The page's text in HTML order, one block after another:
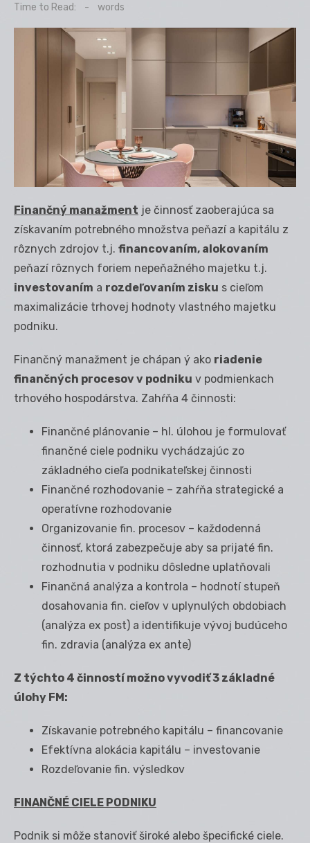
Time to Read:
- words
Finančný manažment je činnosť zaoberajúca sa
získavaním potrebného množstva peňazí a kapitálu z
rôznych zdrojov t.j. financovaním, alokovaním
peňazí rôznych foriem nepeňažného majetku t.j.
investovaním a rozdeľovaním zisku s cieľom
maximalizácie trhovej hodnoty vlastného majetku
podniku.
Finančný manažment je chápan ý ako riadenie
finančných procesov v podniku v podmienkach
trhového hospodárstva. Zahŕňa 4 činnosti:
Finančné plánovanie – hl. úlohou je formulovať
finančné ciele podniku vychádzajúc zo
základného cieľa podnikateľskej činnosti
Finančné rozhodovanie – zahŕňa strategické a
operatívne rozhodovanie
Organizovanie fin. procesov – každodenná
činnosť, ktorá zabezpečuje aby sa prijaté fin.
rozhodnutia v podniku dôsledne uplatňovali
Finančná analýza a kontrola – hodnotí stupeň
dosahovania fin. cieľov v uplynulých obdobiach
(analýza ex post) a identifikuje vývoj budúceho
fin. zdravia (analýza ex ante)
Z týchto 4 činností možno vyvodiť 3 základné
úlohy FM:
Získavanie potrebného kapitálu – financovanie
Efektívna alokácia kapitálu – investovanie
Rozdeľovanie fin. výsledkov
FINANČNÉ CIELE PODNIKU
Podnik si môže stanoviť široké alebo špecifické ciele.